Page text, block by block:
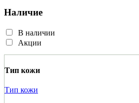
Наличие
В наличии
Акции
Тип кожи
Тип кожи